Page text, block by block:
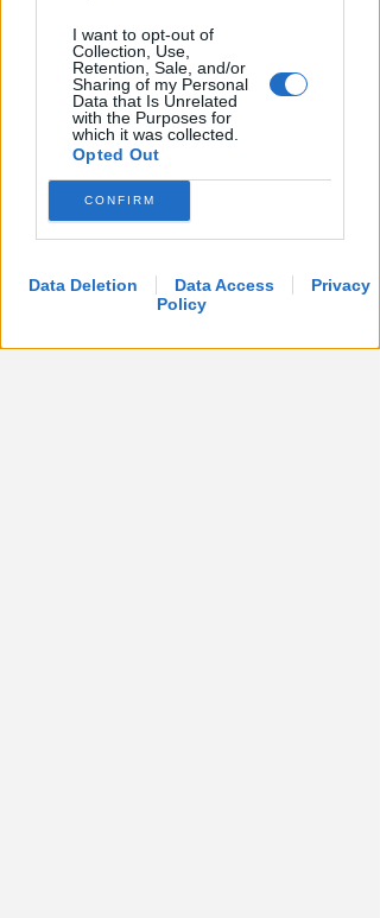
I want to opt-out of
Collection, Use,
Retention, Sale, and/or
Sharing of my Personal
Data that Is Unrelated
with the Purposes for
which it was collected.
Opted Out
CONFIRM
Data Deletion Data Access
Privacy
Policy